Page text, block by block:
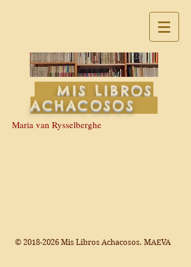
MIS LIBROS
ACHACOSOS
Maria van Rysselberghe
© 2018-2026 Mis Libros Achacosos. MAEVA